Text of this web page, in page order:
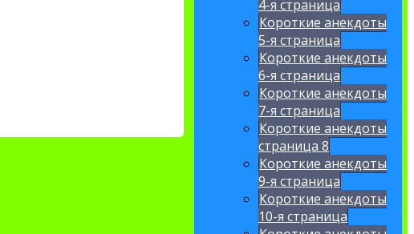
4-я страница
Короткие анекдоты
5-я страница
Короткие анекдоты
6-я страница
Короткие анекдоты
7-я страница
Короткие анекдоты
страница 8
Короткие анекдоты
9-я страница
Короткие анекдоты
10-я страница